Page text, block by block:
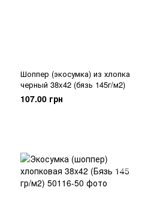
Шоппер (экосумка) из хлопка
черный 38x42 (бязь 145г/м2)
107.00 грн